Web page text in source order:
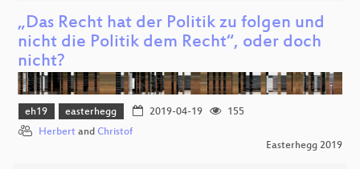
„Das Recht hat der Politik zu folgen und
nicht die Politik dem Recht“, oder doch
nicht?
eh19 easterhegg 2019-04-19
155
Herbert and Christof
Easterhegg 2019